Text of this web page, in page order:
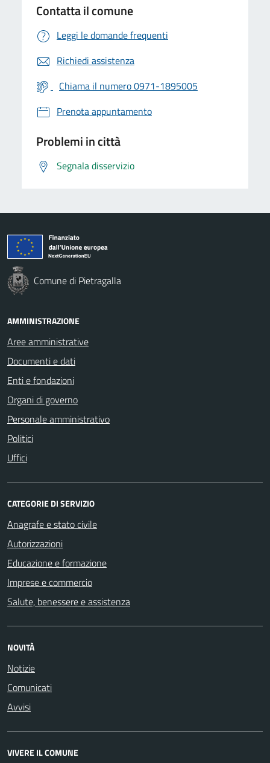
Contatta il comune
Leggi le domande frequenti
Richiedi assistenza
Chiama il numero 0971-1895005
Prenota appuntamento
Problemi in città
Segnala disservizio
Comune di Pietragalla
AMMINISTRAZIONE
Aree amministrative
Documenti e dati
Enti e fondazioni
Organi di governo
Personale amministrativo
Politici
Uffici
CATEGORIE DI SERVIZIO
Anagrafe e stato civile
Autorizzazioni
Educazione e formazione
Imprese e commercio
Salute, benessere e assistenza
NOVITÀ
Notizie
Comunicati
Avvisi
VIVERE IL COMUNE